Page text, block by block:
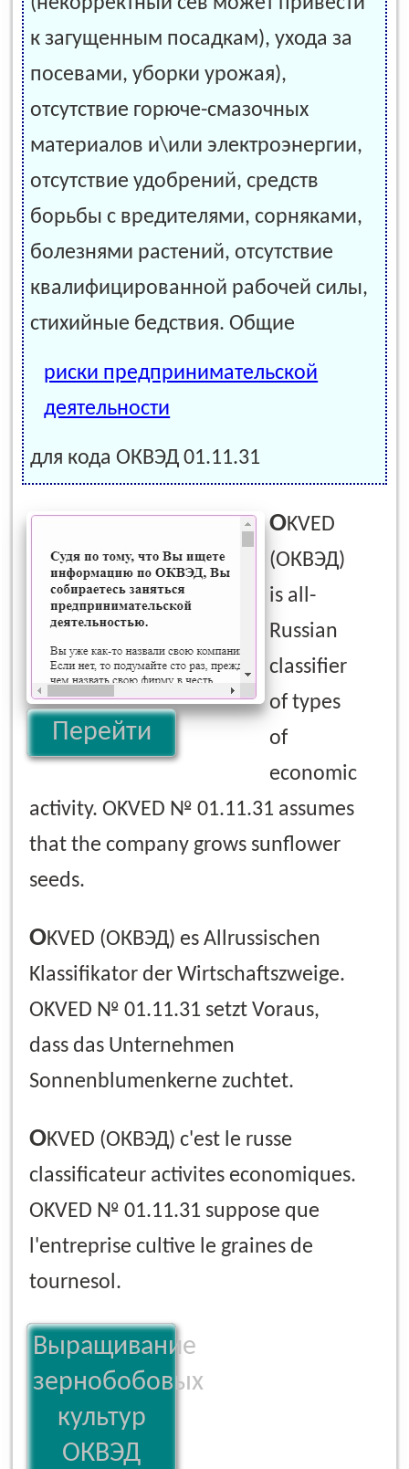
к загущенным посадкам), ухода за
посевами, уборки урожая),
отсутствие горюче-смазочных
материалов и\или электроэнергии,
отсутствие удобрений, средств
борьбы с вредителями, сорняками,
болезнями растений, отсутствие
квалифицированной рабочей силы,
стихийные бедствия. Общие
риски предпринимательской
деятельности
для кода ОКВЭД 01.11.31
Перейти
OKVED
(ОКВЭД)
is all-
Russian
classifier
of types
of
economic
activity. OKVED № 01.11.31 assumes
that the company grows sunflower
seeds.
OKVED (ОКВЭД) es Allrussischen
Klassifikator der Wirtschaftszweige.
OKVED № 01.11.31 setzt Voraus,
dass das Unternehmen
Sonnenblumenkerne zuchtet.
OKVED (ОКВЭД) c'est le russe
classificateur activites economiques.
OKVED № 01.11.31 suppose que
l'entreprise cultive le graines de
tournesol.
Выращивание
зернобобовых
культур
ОКВЭД